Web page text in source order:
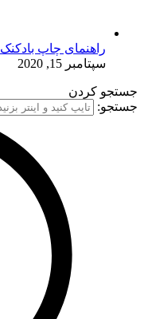
راهنمای چاپ بادکنک
سپتامبر 15, 2020
جستجو کردن
جستجو: